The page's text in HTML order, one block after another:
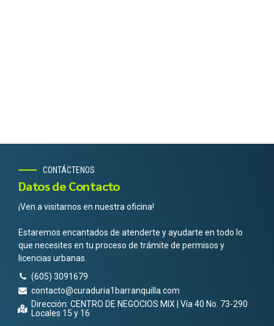
CONTÁCTENOS
Datos de Contacto
¡Ven a visitarnos en nuestra oficina!
Estaremos encantados de atenderte y ayudarte en todo lo
que necesites en tu proceso de trámite de permisos y
licencias urbanas.
(605) 3091679
contacto@curaduria1barranquilla.com
Dirección: CENTRO DE NEGOCIOS MIX | Vía 40 No. 73-290
Locales 15 y 16